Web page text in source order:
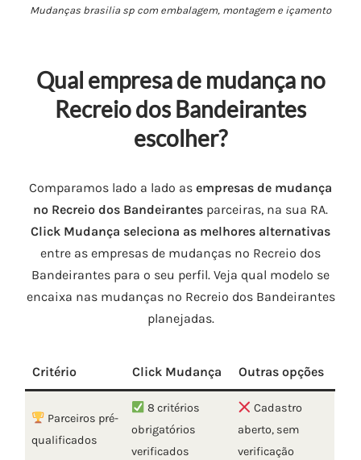
Mudanças brasilia sp com embalagem, montagem e içamento
Qual empresa de mudança no
Recreio dos Bandeirantes
escolher?
Comparamos lado a lado as empresas de mudança
no Recreio dos Bandeirantes parceiras, na sua RA.
Click Mudança seleciona as melhores alternativas
entre as empresas de mudanças no Recreio dos
Bandeirantes para o seu perfil. Veja qual modelo se
encaixa nas mudanças no Recreio dos Bandeirantes
planejadas.
Critério Click Mudança Outras opções
Parceiros pré-
qualificados
8 critérios
obrigatórios
verificados
Cadastro
aberto, sem
verificação